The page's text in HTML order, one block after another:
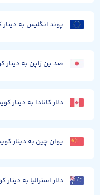
پوند انگلیس به
صد ین ژاپن به دینار
دلار کانادا به دینار
یوان چین به دینار
دلار استرالیا به دینار